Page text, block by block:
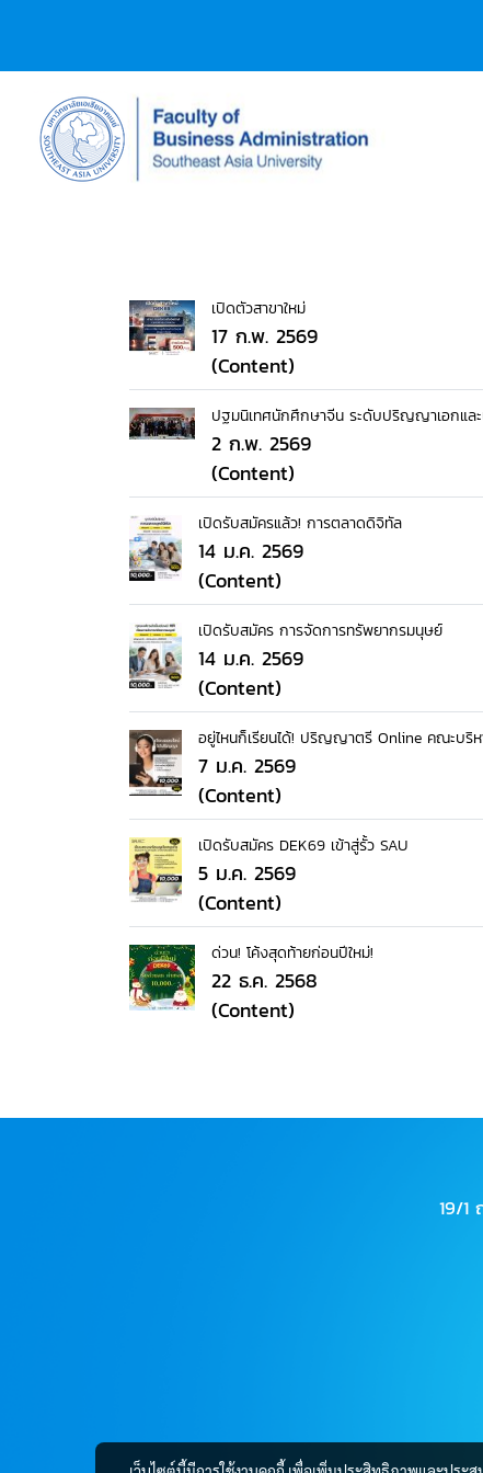
เปิดตัวสาขาใหม่
17 ก.พ. 2569
(Content)
ปฐมนิเทศนักศึกษาจีน ระดับปริญญาเอกแล
2 ก.พ. 2569
(Content)
เปิดรับสมัครแล้ว! การตลาดดิจิทัล
14 ม.ค. 2569
(Content)
เปิดรับสมัคร การจัดการทรัพยากรมนุษย์
14 ม.ค. 2569
(Content)
อยู่ไหนก็เรียนได้! ปริญญาตรี Online คณะบริห
7 ม.ค. 2569
(Content)
เปิดรับสมัคร DEK69 เข้าสู่รั้ว SAU
5 ม.ค. 2569
(Content)
ด่วน! โค้งสุดท้ายก่อนปีใหม่!
22 ธ.ค. 2568
(Content)
19/1